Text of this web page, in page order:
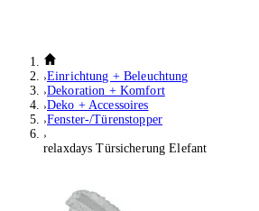
Einrichtung + Beleuchtung
Dekoration + Komfort
Deko + Accessoires
Fenster-/Türenstopper
relaxdays Türsicherung Elefant